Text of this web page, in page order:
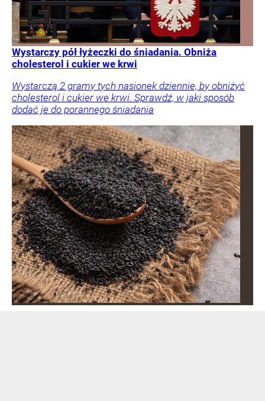
Wystarczy pół łyżeczki do śniadania. Obniża
cholesterol i cukier we krwi
Wystarczą 2 gramy tych nasionek dziennie, by obniżyć
cholesterol i cukier we krwi. Sprawdź, w jaki sposób
dodać je do porannego śniadania